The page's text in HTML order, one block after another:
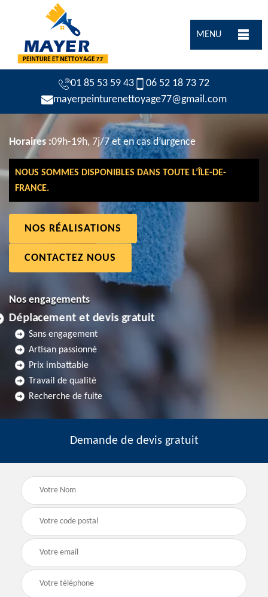
MENU
01 85 53 59 43
06 52 18 73 72
mayerpeinturenettoyage77@gmail.com
Horaires :09h-19h, 7j/7 et en cas d’urgence
NOUS SOMMES DISPONIBLES DANS TOUTE L’ÎLE-DE-
FRANCE.
NOS RÉALISATIONS
CONTACTEZ NOUS
Nos engagements
Déplacement et devis gratuit
Sans engagement
Artisan passionné
Prix imbattable
Travail de qualité
Recherche de fuite
Demande de devis gratuit